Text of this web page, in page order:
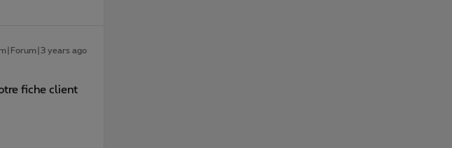
years ago
fiche client